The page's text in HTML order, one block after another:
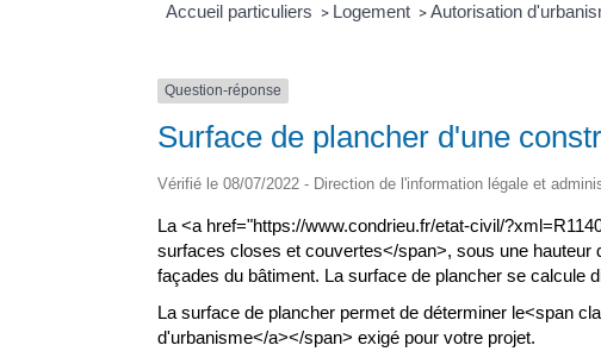
Accueil particuliers > Logement > Autorisation
Question-réponse
Surface de plancher d'une
Vérifié le 08/07/2022 - Direction de l'information légale et
La <a href="https://www.condrieu.fr/etat-civil/
surfaces closes et couvertes</span>, sous une
façades du bâtiment. La surface de plancher se calcule
La surface de plancher permet de déterminer le<span
d'urbanisme</a></span> exigé pour votre projet.